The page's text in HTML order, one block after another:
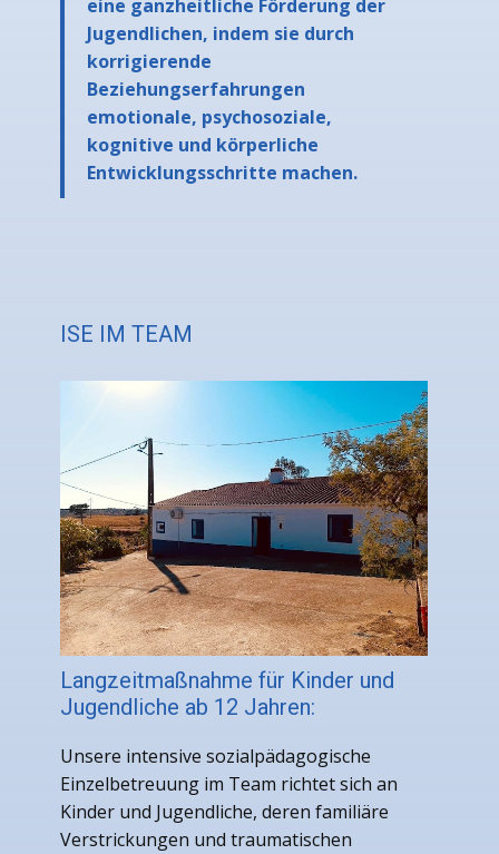
eine ganzheitliche Förderung der
Jugendlichen, indem sie durch
korrigierende
Beziehungserfahrungen
emotionale, psychosoziale,
kognitive und körperliche
Entwicklungsschritte machen.
ISE IM TEAM
Langzeitmaßnahme für Kinder und
Jugendliche ab 12 Jahren:
Unsere intensive sozialpädagogische
Einzelbetreuung im Team richtet sich an
Kinder und Jugendliche, deren familiäre
Verstrickungen und traumatischen